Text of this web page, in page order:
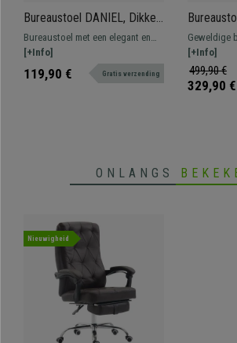
Bureaustoel DANIEL, Dikke
Vulling, Metalen Structuur, in
Zwart Leder
Bureaustoel met een elegant en
modern design. Comfortabel en
resistent dankzij de metalen
structuur.
[+Info]
119,90 € Gratis verzending
BASE,
Zwart
Geweldige
comfort
dagelijkse
[+Info]
499,90 €
329,90 €
ONLANGS
Nieuwigheid